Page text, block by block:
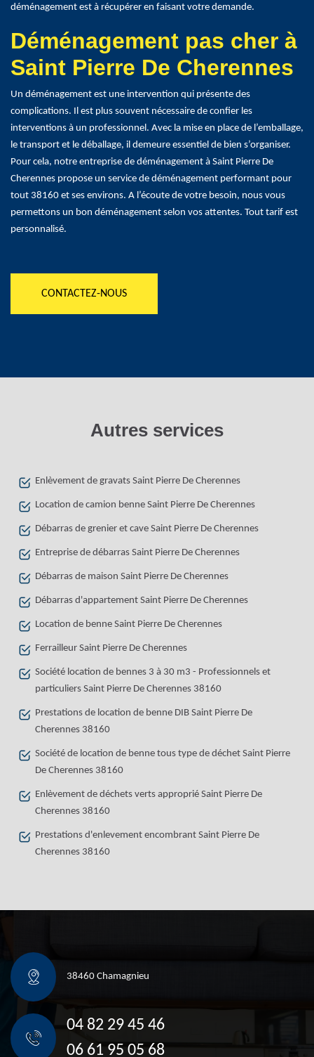
déménagement est à récupérer en faisant votre demande.
Déménagement pas cher à
Saint Pierre De Cherennes
Un déménagement est une intervention qui présente des
complications. Il est plus souvent nécessaire de confier les
interventions à un professionnel. Avec la mise en place de l’emballage,
le transport et le déballage, il demeure essentiel de bien s’organiser.
Pour cela, notre entreprise de déménagement à Saint Pierre De
Cherennes propose un service de déménagement performant pour
tout 38160 et ses environs. A l’écoute de votre besoin, nous vous
permettons un bon déménagement selon vos attentes. Tout tarif est
personnalisé.
CONTACTEZ-NOUS
Autres services
Enlèvement de gravats Saint Pierre De Cherennes
Location de camion benne Saint Pierre De Cherennes
Débarras de grenier et cave Saint Pierre De Cherennes
Entreprise de débarras Saint Pierre De Cherennes
Débarras de maison Saint Pierre De Cherennes
Débarras d'appartement Saint Pierre De Cherennes
Location de benne Saint Pierre De Cherennes
Ferrailleur Saint Pierre De Cherennes
Société location de bennes 3 à 30 m3 - Professionnels et
particuliers Saint Pierre De Cherennes 38160
Prestations de location de benne DIB Saint Pierre De
Cherennes 38160
Société de location de benne tous type de déchet Saint Pierre
De Cherennes 38160
Enlèvement de déchets verts approprié Saint Pierre De
Cherennes 38160
Prestations d'enlevement encombrant Saint Pierre De
Cherennes 38160
38460 Chamagnieu
04 82 29 45 46
06 61 95 05 68